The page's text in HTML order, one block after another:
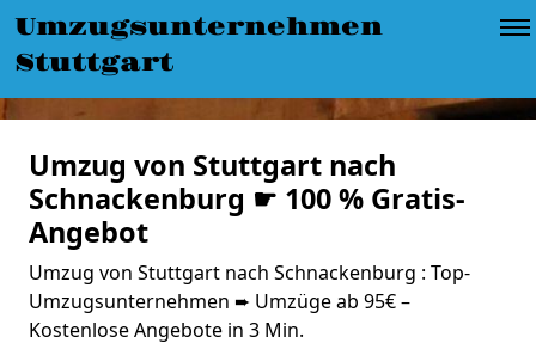
Umzugsunternehmen
Stuttgart
Umzug von Stuttgart nach
Schnackenburg ☛ 100 % Gratis-
Angebot
Umzug von Stuttgart nach Schnackenburg : Top-
Umzugsunternehmen ➨ Umzüge ab 95€ –
Kostenlose Angebote in 3 Min.